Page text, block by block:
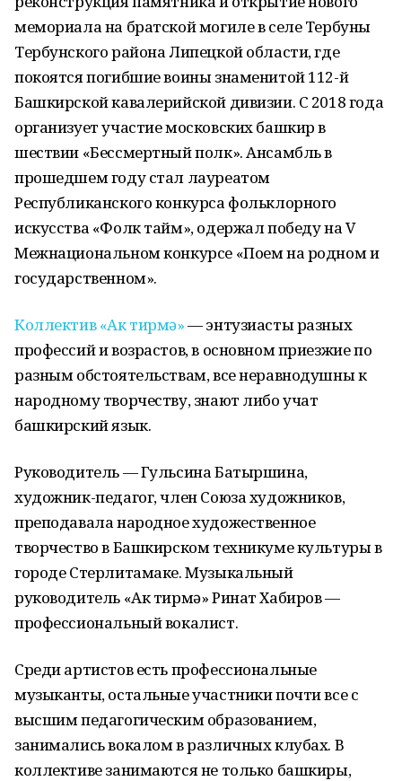
мемориала на братской могиле в селе Тербуны
Тербунского района Липецкой области, где
покоятся погибшие воины знаменитой 112-й
Башкирской кавалерийской дивизии. С 2018 года
организует участие московских башкир в
шествии «Бессмертный полк». Ансамбль в
прошедшем году стал лауреатом
Республиканского конкурса фольклорного
искусства «Фолк тайм», одержал победу на V
Межнациональном конкурсе «Поем на родном и
государственном».
Коллектив «Ак тирмә»— энтузиасты разных
профессий и возрастов, в основном приезжие по
разным обстоятельствам, все неравнодушны к
народному творчеству, знают либо учат
башкирский язык.
Руководитель — Гульсина Батыршина,
художник-педагог, член Союза художников,
преподавала народное художественное
творчество в Башкирском техникуме культуры в
городе Стерлитамаке. Музыкальный
руководитель «Ак тирмә» Ринат Хабиров —
профессиональный вокалист.
Среди артистов есть профессиональные
музыканты, остальные участники почти все с
высшим педагогическим образованием,
занимались вокалом в различных клубах. В
коллективе занимаются не только башкиры,